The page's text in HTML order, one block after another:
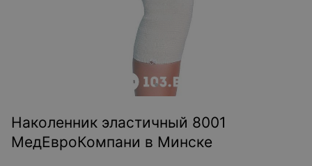
Наколенник эластичный 8001
МедЕвроКомпани в Минске